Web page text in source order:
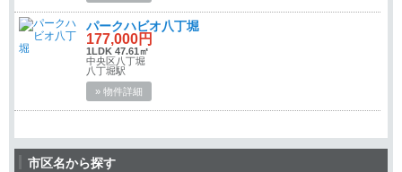
パークハビオ八丁堀
177,000円
1LDK 47.61㎡
中央区八丁堀
八丁堀駅
» 物件詳細
市区名から探す